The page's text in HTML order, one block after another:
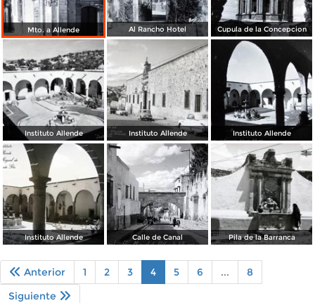
Mto. a Allende Al Rancho Hotel Cupula de la Concepcion
Instituto Allende Instituto Allende Instituto Allende
Instituto Allende Calle de Canal Pila de la Barranca
Anterior 1 2 3 4 5 6 ...
8
Siguiente